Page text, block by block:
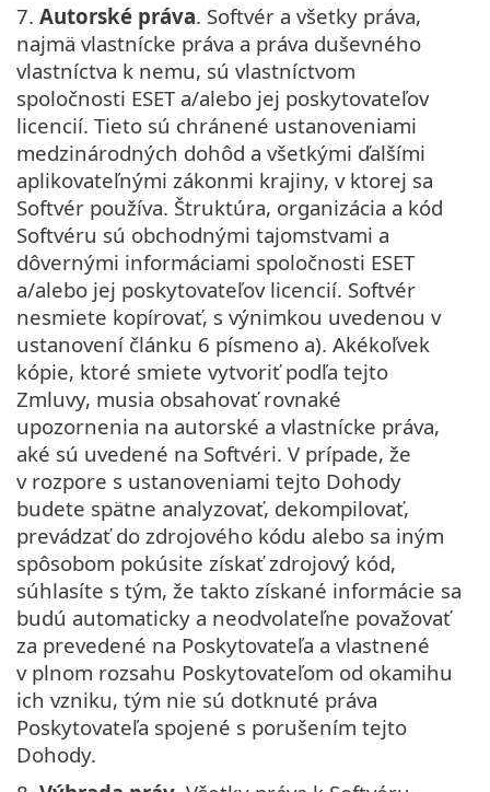
7. Autorské práva. Softvér a všetky práva,
najmä vlastnícke práva a práva duševného
vlastníctva k nemu, sú vlastníctvom
spoločnosti ESET a/alebo jej poskytovateľov
licencií. Tieto sú chránené ustanoveniami
medzinárodných dohôd a všetkými ďalšími
aplikovateľnými zákonmi krajiny, v ktorej sa
Softvér používa. Štruktúra, organizácia a kód
Softvéru sú obchodnými tajomstvami a
dôvernými informáciami spoločnosti ESET
a/alebo jej poskytovateľov licencií. Softvér
nesmiete kopírovať, s výnimkou uvedenou v
ustanovení článku 6 písmeno a). Akékoľvek
kópie, ktoré smiete vytvoriť podľa tejto
Zmluvy, musia obsahovať rovnaké
upozornenia na autorské a vlastnícke práva,
aké sú uvedené na Softvéri. V prípade, že
v rozpore s ustanoveniami tejto Dohody
budete spätne analyzovať, dekompilovať,
prevádzať do zdrojového kódu alebo sa iným
spôsobom pokúsite získať zdrojový kód,
súhlasíte s tým, že takto získané informácie sa
budú automaticky a neodvolateľne považovať
za prevedené na Poskytovateľa a vlastnené
v plnom rozsahu Poskytovateľom od okamihu
ich vzniku, tým nie sú dotknuté práva
Poskytovateľa spojené s porušením tejto
Dohody.